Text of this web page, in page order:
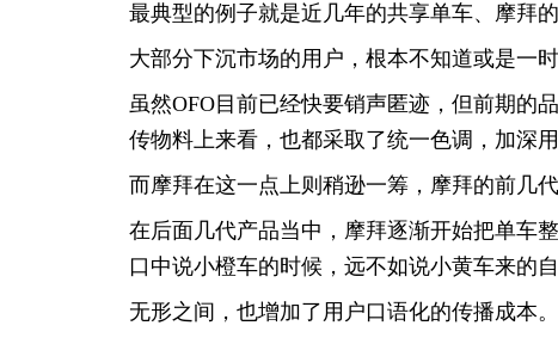
最典型的例子就是近几年的共享单车、摩拜
大部分下沉市场的用户，根本不知道或是一
虽然OFO目前已经快要销声匿迹，但前期的
传物料上来看，也都采取了统一色调，加深
而摩拜在这一点上则稍逊一筹，摩拜的前几
在后面几代产品当中，摩拜逐渐开始把单车
口中说小橙车的时候，远不如说小黄车来的自
无形之间，也增加了用户口语化的传播成本。